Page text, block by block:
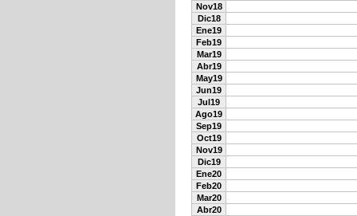
Nov18
Dic18
Ene19
Feb19
Mar19
Abr19
May19
Jun19
Jul19
Ago19
Sep19
Oct19
Nov19
Dic19
Ene20
Feb20
Mar20
Abr20